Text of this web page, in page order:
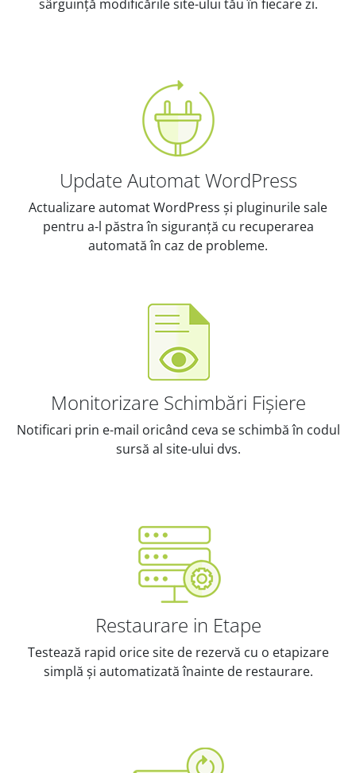
sârguință modificările site-ului tău în fiecare zi.
Update Automat WordPress
Actualizare automat WordPress și pluginurile sale
pentru a-l păstra în siguranță cu recuperarea
automată în caz de probleme.
Monitorizare Schimbări Fișiere
Notificari prin e-mail oricând ceva se schimbă în codul
sursă al site-ului dvs.
Restaurare in Etape
Testează rapid orice site de rezervă cu o etapizare
simplă și automatizată înainte de restaurare.